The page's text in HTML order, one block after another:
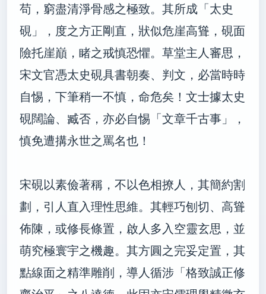
苟，窮盡清淨骨感之極致。其所成「太史
硯」，度之方正剛直，狀似危崖高聳，硯面
險托崖巔，睹之戒慎恐懼。草堂主人審思，
宋文官憑太史硯具書朝奏、判文，必當時時
自惕，下筆稍一不慎，命危矣！文士據太史
硯闊論、臧否，亦必自惕「文章千古事」，
慎免遭搆永世之罵名也！
宋硯以素儉著稱，不以色相撩人，其簡約割
劃，引人直入理性思維。其輕巧刨切、高聳
佈陳，或修長條置，啟人多入空靈玄思，並
萌究極寰宇之機趣。其方圓之完妥定置，其
點線面之精準雕削，導人循涉「格致誠正修